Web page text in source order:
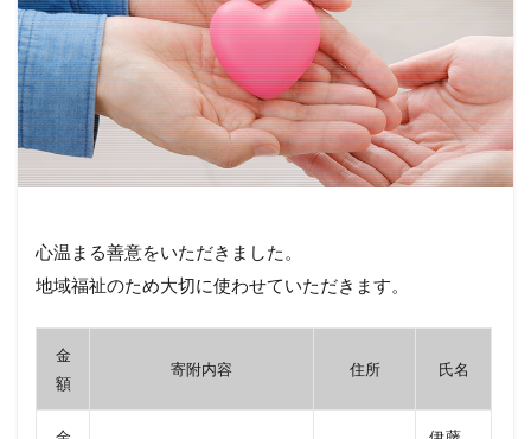
心温まる善意をいただきました。
地域福祉のため大切に使わせていただきます。
金
額
寄附内容 住所 氏名